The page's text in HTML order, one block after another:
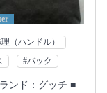
（ハンドル）
#バック
ンド：グッチ ■